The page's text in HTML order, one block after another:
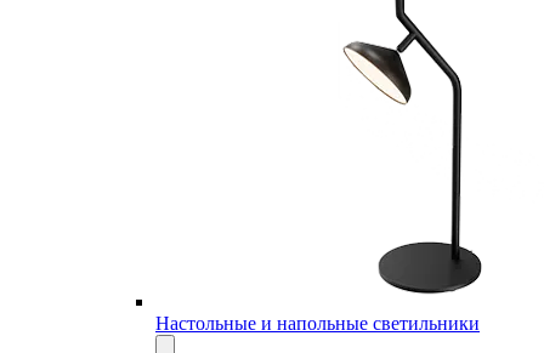
Настольные и напольные светильники